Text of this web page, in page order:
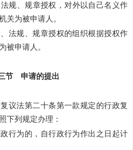
规、规章授权，对外以自己名义作
关为被申请人。
法规、规章授权的组织根据授权作
被申请人。
节 申请的提出
议法第二十条第一款规定的行政复
下列规定办理：
政行为的，自行政行为作出之日起计